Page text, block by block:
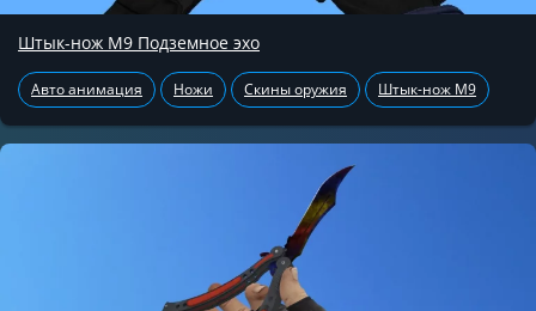
Штык-нож М9 Подземное эхо
Авто анимация Ножи Скины оружия Штык-нож М9